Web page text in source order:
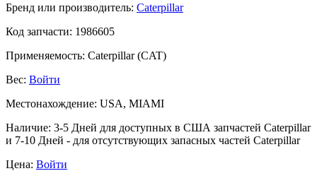
Бренд или производитель: Caterpillar
Код запчасти: 1986605
Применяемость: Caterpillar (CAT)
Вес: Войти
Местонахождение: USA, MIAMI
Наличие: 3-5 Дней для доступных в США запчастей Caterpillar
и 7-10 Дней - для отсутствующих запасных частей Caterpillar
Цена: Войти